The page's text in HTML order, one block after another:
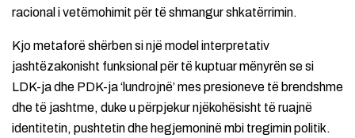
racional i vetëmohimit për të shmangur shkatërrimin.
Kjo metaforë shërben si një model interpretativ
jashtëzakonisht funksional për të kuptuar mënyrën se si
LDK-ja dhe PDK-ja ‘lundrojnë’ mes presioneve të brendshme
dhe të jashtme, duke u përpjekur njëkohësisht të ruajnë
identitetin, pushtetin dhe hegjemoninë mbi tregimin politik.